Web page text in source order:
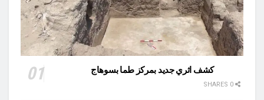
كشف اثري جديد بمركز طما بسوهاج